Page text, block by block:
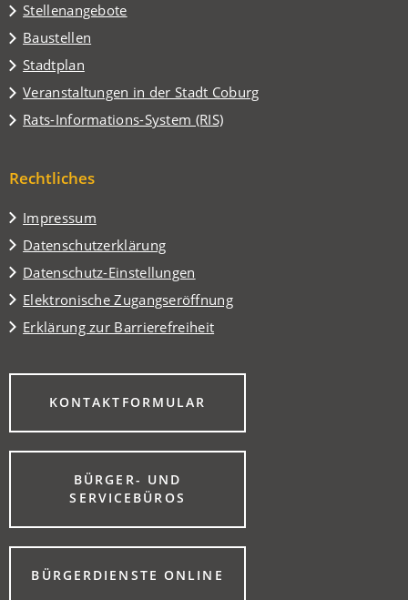
Stellenangebote
Baustellen
Stadtplan
(Öffnet
in
einem
neuen
Veranstaltungen in der Stadt Coburg
(Öffnet
in
einem
Tab)
Rats-Informations-System (RIS)
(Öffnet
neuen
Rechtliches
Impressum
Datenschutzerklärung
Datenschutz-Einstellungen
Elektronische Zugangseröffnung
Erklärung zur Barrierefreiheit
KONTAKTFORMULAR
(ÖFFNET
EINEM
NEUEN
BÜRGER- UND
SERVICEBÜROS
(ÖFFNET
EINEM
NEUEN
TAB)BÜRGERDIENSTE ONLINE
(ÖFFNET